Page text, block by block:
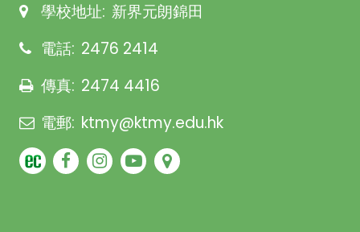
學校地址: 新界元朗錦田
電話: 2476 2414
傳真: 2474 4416
電郵: ktmy@ktmy.edu.hk